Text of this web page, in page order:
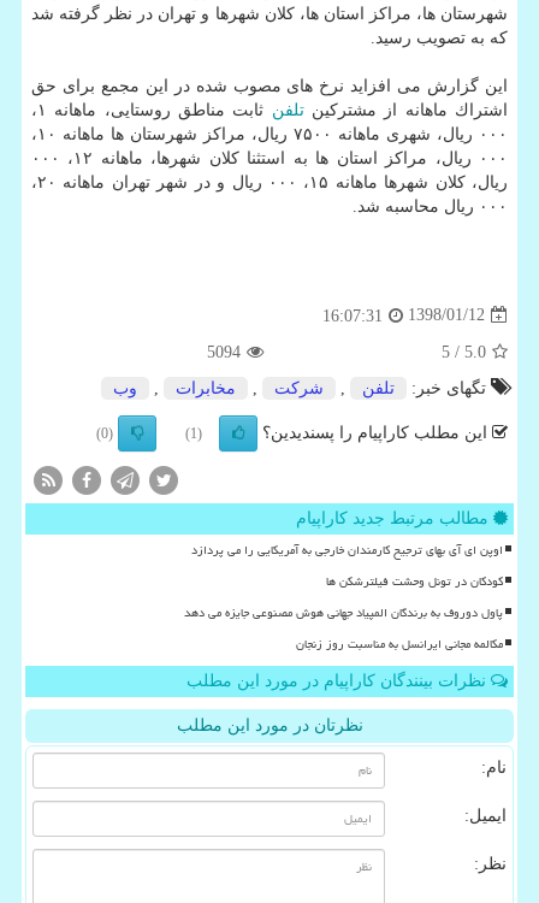
شهرستان ها، مراكز استان ها، كلان شهرها و تهران در نظر گرفته شد
كه به تصویب رسید.
این گزارش می افزاید نرخ های مصوب شده در این مجمع برای حق
اشتراك ماهانه از مشتركینتلفن
ثابت مناطق روستایی، ماهانه ۱،
۰۰۰ ریال، شهری ماهانه ۷۵۰۰ ریال، مراكز شهرستان ها ماهانه ۱۰،
۰۰۰ ریال، مراكز استان ها به استثنا كلان شهرها، ماهانه ۱۲، ۰۰۰
ریال، كلان شهرها ماهانه ۱۵، ۰۰۰ ریال و در شهر تهران ماهانه ۲۰،
۰۰۰ ریال محاسبه شد.
1398/01/12
16:07:31
5.0
/ 5
5094
تگهای خبر:
تلفن شركت مخابرات وب
این مطلب کاراپیام را پسندیدین؟ (1)
(0)
مطالب مرتبط جدید کاراپیام
اوپن ای آی بهای ترجیح کارمندان خارجی به آمریکایی را می پردازد
کودکان در تونل وحشت فیلترشکن ها
پاول دوروف به برندگان المپیاد جهانی هوش مصنوعی جایزه می دهد
مکالمه مجانی ایرانسل به مناسبت روز زنجان
نظرات بینندگان کاراپیام در مورد این مطلب
نظرتان در مورد این مطلب
نام:
ایمیل:
نظر: